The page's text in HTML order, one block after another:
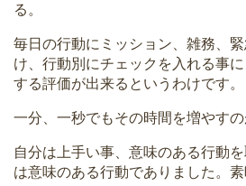
る。
毎日の行動にミッション、雑務、
け、行動別にチェックを入れる事
する評価が出来るというわけです。
一分、一秒でもその時間を増やすの
自分は上手い事、意味のある行動を
は意味のある行動でありました。素